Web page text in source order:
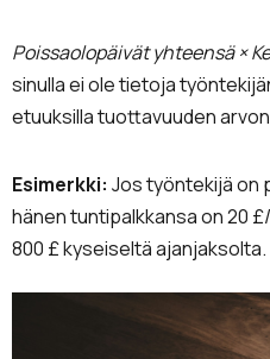
Poissaolopäivät yhteensä ×
sinulla ei ole tietoja
etuuksilla tuottavuuden
Esimerkki: Jos työntekijä on
hänen tuntipalkkansa on 20
800 £ kyseiseltä ajanjaksolta.